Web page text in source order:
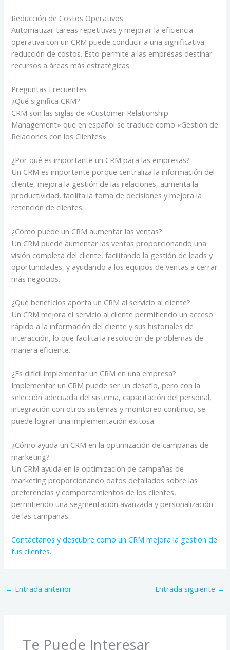
Reducción de Costos Operativos
Automatizar tareas repetitivas y mejorar la eficiencia
operativa con un CRM puede conducir a una significativa
reducción de costos. Esto permite a las empresas destinar
recursos a áreas más estratégicas.
Preguntas Frecuentes
¿Qué significa CRM?
CRM son las siglas de «Customer Relationship
Management» que en español se traduce como «Gestión de
Relaciones con los Clientes».
¿Por qué es importante un CRM para las empresas?
Un CRM es importante porque centraliza la información del
cliente, mejora la gestión de las relaciones, aumenta la
productividad, facilita la toma de decisiones y mejora la
retención de clientes.
¿Cómo puede un CRM aumentar las ventas?
Un CRM puede aumentar las ventas proporcionando una
visión completa del cliente, facilitando la gestión de leads y
oportunidades, y ayudando a los equipos de ventas a cerrar
más negocios.
¿Qué beneficios aporta un CRM al servicio al cliente?
Un CRM mejora el servicio al cliente permitiendo un acceso
rápido a la información del cliente y sus historiales de
interacción, lo que facilita la resolución de problemas de
manera eficiente.
¿Es difícil implementar un CRM en una empresa?
Implementar un CRM puede ser un desafío, pero con la
selección adecuada del sistema, capacitación del personal,
integración con otros sistemas y monitoreo continuo, se
puede lograr una implementación exitosa.
¿Cómo ayuda un CRM en la optimización de campañas de
marketing?
Un CRM ayuda en la optimización de campañas de
marketing proporcionando datos detallados sobre las
preferencias y comportamientos de los clientes,
permitiendo una segmentación avanzada y personalización
de las campañas.
Contáctanos y descubre como un CRM mejora la gestión de
tus clientes.
← Entrada anterior Entrada siguiente →
Te Puede Interesar